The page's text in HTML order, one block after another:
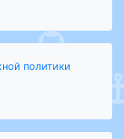
политики